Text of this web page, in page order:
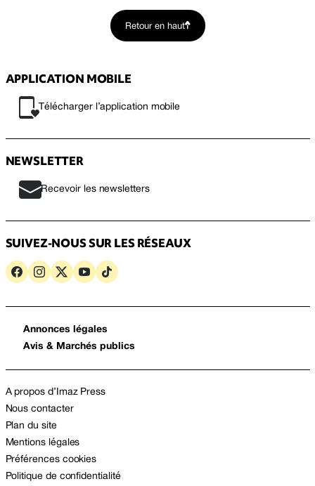
Retour en haut
APPLICATION MOBILE
Télécharger l’application mobile
NEWSLETTER
Recevoir les newsletters
SUIVEZ-NOUS SUR LES RÉSEAUX
Annonces légales
Avis & Marchés publics
A propos d’Imaz Press
Nous contacter
Plan du site
Mentions légales
Préférences cookies
Politique de confidentialité